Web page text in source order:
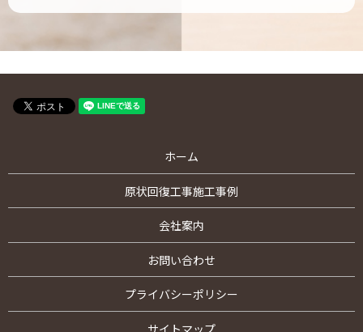
ホーム
原状回復工事施工事例
会社案内
お問い合わせ
プライバシーポリシー
サイトマップ